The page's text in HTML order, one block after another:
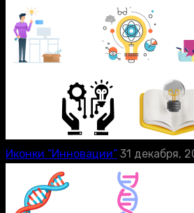
Иконки “Инновации” 31 декабря,